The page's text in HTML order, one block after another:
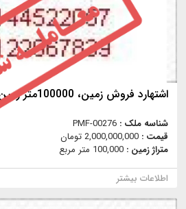
اشتهارد فروش زمين، 100000متر زمين صنعتي
شناسه ملک : PMF-00276
قیمت : 2,000,000,000 تومان
متراژ زمین : 100,000 متر مربع
اطلاعات بیشتر